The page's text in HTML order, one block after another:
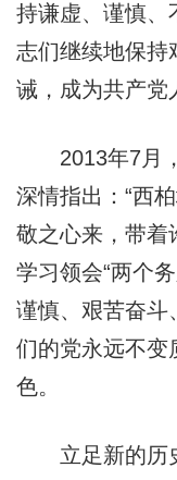
持谦虚、谨慎、
志们继续地保持
诫，成为共产党
2013年7月
深情指出：“西
敬之心来，带着
学习领会“两个
谨慎、艰苦奋斗
们的党永远不变
色。
立足新的历